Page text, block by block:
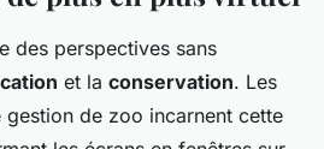
des perspectives sans
et la conservation. Les
gestion de zoo incarnent cette